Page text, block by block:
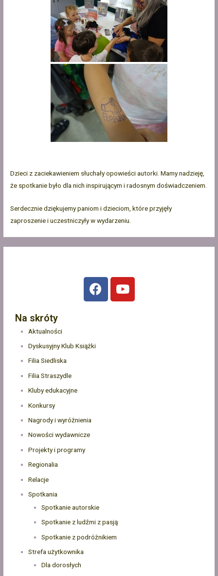
Dzieci z zaciekawieniem słuchały opowieści autorki. Mamy nadzieję,
że spotkanie było dla nich inspirującym i radosnym doświadczeniem.
Serdecznie dziękujemy paniom i dzieciom, które przyjęły
zaproszenie i uczestniczyły w wydarzeniu.
Na skróty
Aktualności
Dyskusyjny Klub Książki
Filia Siedliska
Filia Straszydle
Kluby edukacyjne
Konkursy
Nagrody i wyróżnienia
Nowości wydawnicze
Projekty i programy
Regionalia
Relacje
Spotkania
Spotkanie autorskie
Spotkanie z ludźmi z pasją
Spotkanie z podróżnikiem
Strefa użytkownika
Dla dorosłych